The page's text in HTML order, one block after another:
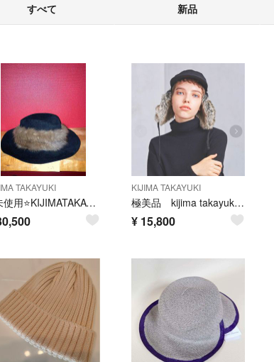
すべて 新品
TAKAYUKI
⭐️未使用⭐️KIJIMATAKAYUKI⭐️ハット⭐️ラビットファー⭐️帽子
KIJIMA TAKAYUKI
極美品 kijima takayuki キジマタカユキ 3way ファーキャップ
¥ 15,800